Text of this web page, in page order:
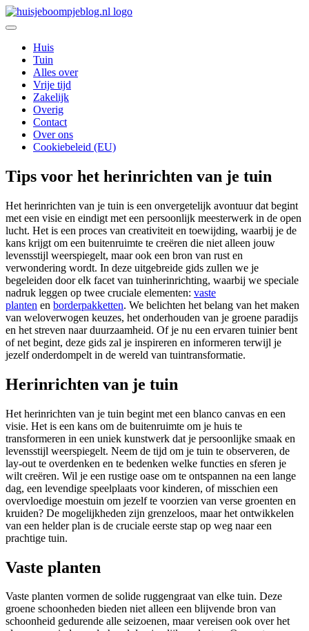
Ga
naar
inhoud
Huisje Boompje Blog
Huis
Tuin
Alles over
Vrije tijd
Zakelijk
Overig
Contact
Over ons
Cookiebeleid (EU)
Tips voor het herinrichten van je tuin
Het herinrichten van je tuin is een onvergetelijk avontuur dat begint
met een visie en eindigt met een persoonlijk meesterwerk in de open
lucht. Het is een proces van creativiteit en toewijding, waarbij je de
kans krijgt om een buitenruimte te creëren die niet alleen jouw
levensstijl weerspiegelt, maar ook een bron van rust en
verwondering wordt. In deze uitgebreide gids zullen we je
begeleiden door elk facet van tuinherinrichting, waarbij we speciale
nadruk leggen op twee cruciale elementen: vaste
planten en borderpakketten. We belichten het belang van het maken
van weloverwogen keuzes, het onderhouden van je groene paradijs
en het streven naar duurzaamheid. Of je nu een ervaren tuinier bent
of net begint, deze gids zal je inspireren en informeren terwijl je
jezelf onderdompelt in de wereld van tuintransformatie.
Herinrichten van je tuin
Het herinrichten van je tuin begint met een blanco canvas en een
visie. Het is een kans om de buitenruimte om je huis te
transformeren in een uniek kunstwerk dat je persoonlijke smaak en
levensstijl weerspiegelt. Neem de tijd om je tuin te observeren, de
lay-out te overdenken en te bedenken welke functies en sferen je
wilt creëren. Wil je een rustige oase om te ontspannen na een lange
dag, een levendige speelplaats voor kinderen, of misschien een
overvloedige moestuin om jezelf te voorzien van verse groenten en
kruiden? De mogelijkheden zijn grenzeloos, maar het ontwikkelen
van een helder plan is de cruciale eerste stap op weg naar een
prachtige tuin.
Vaste planten
Vaste planten vormen de solide ruggengraat van elke tuin. Deze
groene schoonheden bieden niet alleen een blijvende bron van
schoonheid gedurende alle seizoenen, maar vereisen ook over het